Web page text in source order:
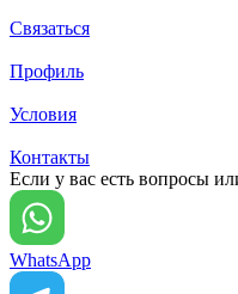
Связаться
Профиль
Условия
Контакты
Если у вас есть вопросы
WhatsApp